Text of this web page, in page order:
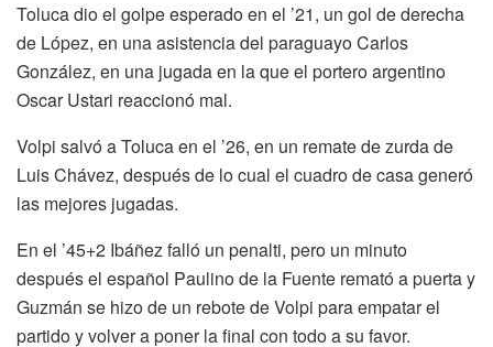
Toluca dio el golpe esperado en el ’21, un gol de derecha
de López, en una asistencia del paraguayo Carlos
González, en una jugada en la que el portero argentino
Oscar Ustari reaccionó mal.
Volpi salvó a Toluca en el ’26, en un remate de zurda de
Luis Chávez, después de lo cual el cuadro de casa generó
las mejores jugadas.
En el ’45+2 Ibáñez falló un penalti, pero un minuto
después el español Paulino de la Fuente remató a puerta y
Guzmán se hizo de un rebote de Volpi para empatar el
partido y volver a poner la final con todo a su favor.